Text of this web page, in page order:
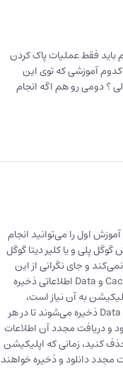
فقط عملیات پاک کردن
آموزشی که توی این
؟ دومی رو هم اگه انجام
اول را می‌توانید انجام
پلی و یا کلیر دیتا گوگل
و جای نگرانی از این
بابت نداشته باشید. در بخش Cache و Data اطلاعاتی ذخیره
به آن نیاز است،
بنابراین یک‌بار در بخش Cache و Data ذخیره می‌شوند تا در هر
و دریافت مجدد آن اطلاعات
حذف کنید، زمانی که اپلیکیشن
مجدد دانلود و ذخیره خواهند